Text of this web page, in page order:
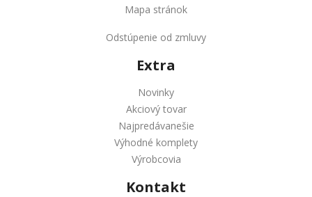
Mapa stránok
Odstúpenie od zmluvy
Extra
Novinky
Akciový tovar
Najpredávanešie
Výhodné komplety
Výrobcovia
Kontakt